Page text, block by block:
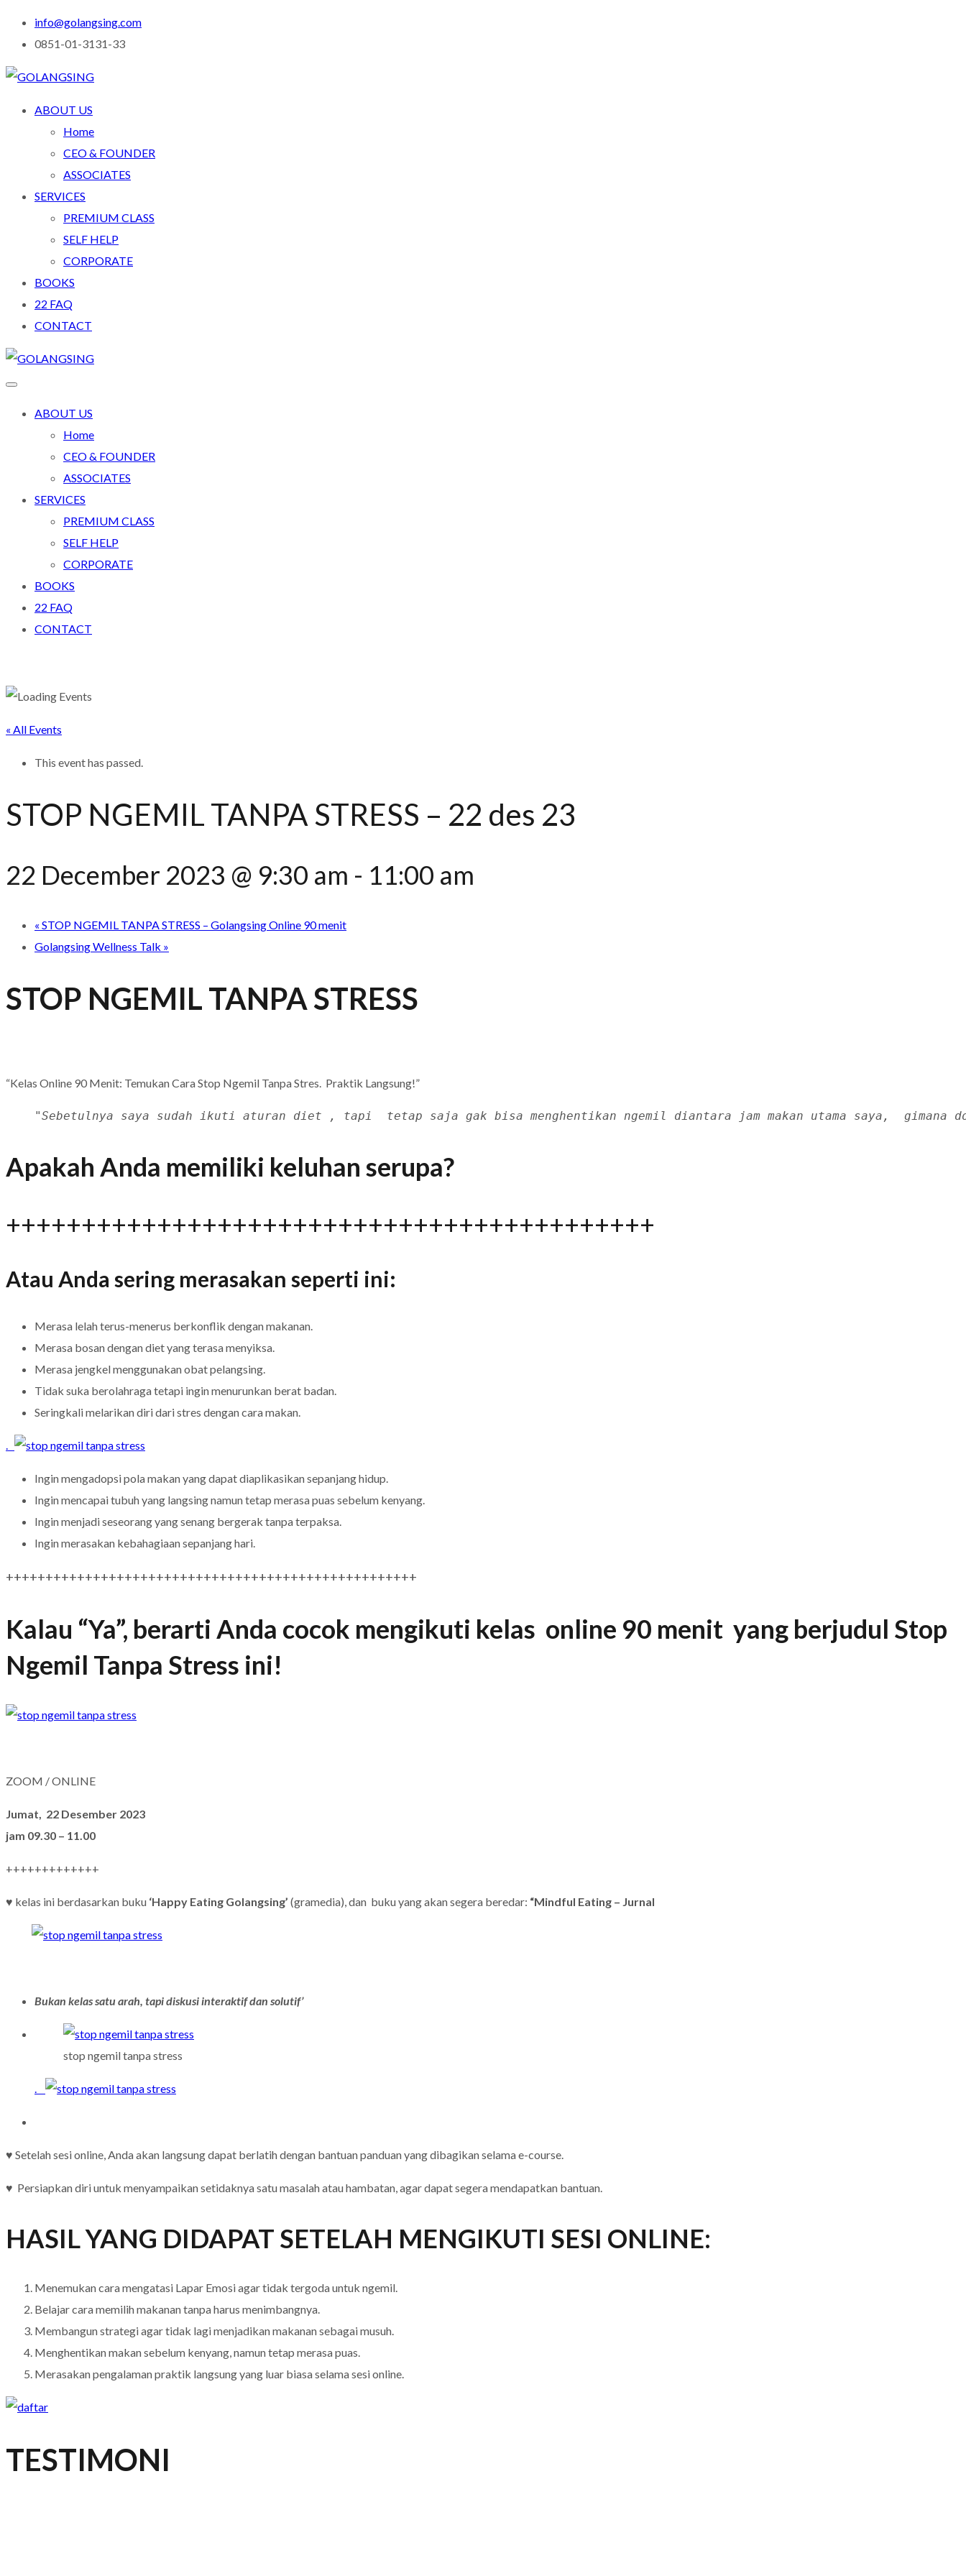
info@golangsing.com
0851-01-3131-33
ABOUT US
Home
CEO & FOUNDER
ASSOCIATES
SERVICES
PREMIUM CLASS
SELF HELP
CORPORATE
BOOKS
22 FAQ
CONTACT
ABOUT US
Home
CEO & FOUNDER
ASSOCIATES
SERVICES
PREMIUM CLASS
SELF HELP
CORPORATE
BOOKS
22 FAQ
CONTACT
« All Events
This event has passed.
STOP NGEMIL TANPA STRESS – 22 des 23
22 December 2023 @ 9:30 am - 11:00 am
« STOP NGEMIL TANPA STRESS – Golangsing Online 90 menit
Golangsing Wellness Talk »
STOP NGEMIL TANPA STRESS
“Kelas Online 90 Menit: Temukan Cara Stop Ngemil Tanpa Stres. Praktik Langsung!”
"Sebetulnya saya sudah ikuti aturan diet , tapi  tetap saja gak bisa menghentikan ngemil diantara jam makan utama saya,  gimana
Apakah Anda memiliki keluhan serupa?
+++++++++++++++++++++++++++++++++++++++++++
Atau Anda sering merasakan seperti ini:
Merasa lelah terus-menerus berkonflik dengan makanan.
Merasa bosan dengan diet yang terasa menyiksa.
Merasa jengkel menggunakan obat pelangsing.
Tidak suka berolahraga tetapi ingin menurunkan berat badan.
Seringkali melarikan diri dari stres dengan cara makan.
.
Ingin mengadopsi pola makan yang dapat diaplikasikan sepanjang hidup.
Ingin mencapai tubuh yang langsing namun tetap merasa puas sebelum kenyang.
Ingin menjadi seseorang yang senang bergerak tanpa terpaksa.
Ingin merasakan kebahagiaan sepanjang hari.
++++++++++++++++++++++++++++++++++++++++++++++++++++
Kalau “Ya”, berarti Anda cocok mengikuti kelas online 90 menit yang berjudul Stop
Ngemil Tanpa Stress ini!
ZOOM / ONLINE
Jumat, 22 Desember 2023
jam 09.30 – 11.00
+++++++++++++
♥ kelas ini berdasarkan buku ‘Happy Eating Golangsing’ (gramedia), dan buku yang akan segera beredar: “Mindful Eating – Jurnal
Bukan kelas satu arah, tapi diskusi interaktif dan solutif’
stop ngemil tanpa stress
♥ Setelah sesi online, Anda akan langsung dapat berlatih dengan bantuan panduan yang dibagikan selama e-course.
♥ Persiapkan diri untuk menyampaikan setidaknya satu masalah atau hambatan, agar dapat segera mendapatkan bantuan.
HASIL YANG DIDAPAT SETELAH MENGIKUTI SESI ONLINE:
Menemukan cara mengatasi Lapar Emosi agar tidak tergoda untuk ngemil.
Belajar cara memilih makanan tanpa harus menimbangnya.
Membangun strategi agar tidak lagi menjadikan makanan sebagai musuh.
Menghentikan makan sebelum kenyang, namun tetap merasa puas.
Merasakan pengalaman praktik langsung yang luar biasa selama sesi online.
TESTIMONI